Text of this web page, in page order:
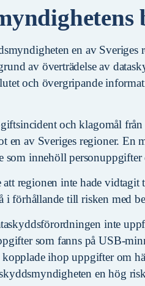
en av Sveriges
av överträdelse av
och övergripande
och klagomål från
av Sveriges regioner. En
innehöll personuppgifter
regionen inte hade vidtagit
i förhållande till risken med
inte
som fanns på USB-
ihop uppgifter om
en hög